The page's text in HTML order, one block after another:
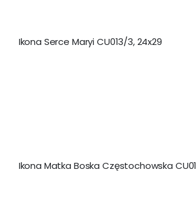
Ikona Serce Maryi CU013/3, 24x29
Ikona Matka Boska Częstochowska